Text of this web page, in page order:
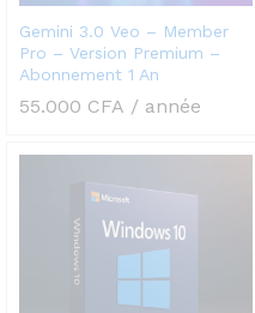
Gemini 3.0 Veo – Member
Pro – Version Premium –
Abonnement 1 An
55.000 CFA / année